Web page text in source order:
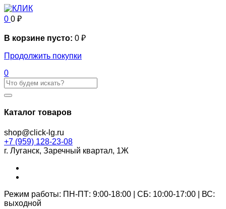
0 0 ₽
В корзине пусто: 0 ₽
Продолжить покупки
0
Каталог товаров
shop@click-lg.ru
+7 (959) 128-23-08
г. Луганск, Заречный квартал, 1Ж
Режим работы: ПН-ПТ: 9:00-18:00 | СБ: 10:00-17:00 | ВС:
выходной